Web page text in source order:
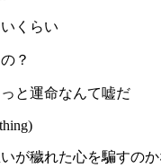
くらい
？
と運命なんて嘘だ
が穢れた心を騙すのか